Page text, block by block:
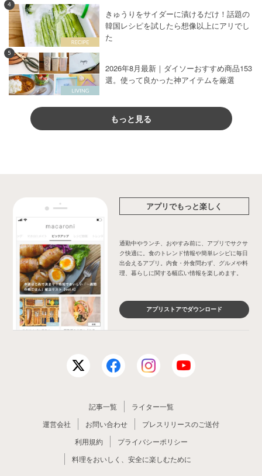
4
きゅうりをサイダーに漬けるだけ！話題の
韓国レシピを試したら想像以上にアリでし
た
5
2026年8月最新｜ダイソーおすすめ商品153
選。使って良かった神アイテムを厳選
もっと見る
アプリでもっと楽しく
通勤中やランチ、おやすみ前に、アプリでサクサ
ク快適に。食のトレンド情報や簡単レシピに毎日
出会えるアプリ。内食・外食問わず、グルメや料
理、暮らしに関する幅広い情報を楽しめます。
アプリストアでダウンロード
記事一覧
ライター一覧
運営会社
お問い合わせ
プレスリリースのご送付
利用規約
プライバシーポリシー
料理をおいしく、安全に楽しむために